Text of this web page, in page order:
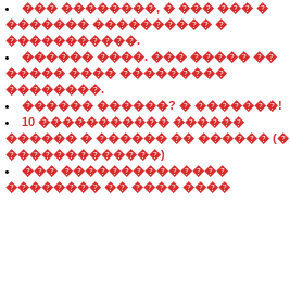
��� ��������, � ��� ��� �
������� ���������� �
�����������.
������ ����. ��� ����� ��
����� ���� ���������
��������.
������ ������? � �������!
10 ����������� ������
������ � ������ �� ������ (�
�������������)
��� ��������������
�������� �� ���� ����